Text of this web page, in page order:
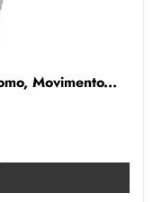
Movimento...